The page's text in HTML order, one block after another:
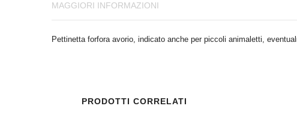
MAGGIORI INFORMAZIONI
Pettinetta forfora avorio, indicato anche per piccoli animaletti,
PRODOTTI CORRELATI